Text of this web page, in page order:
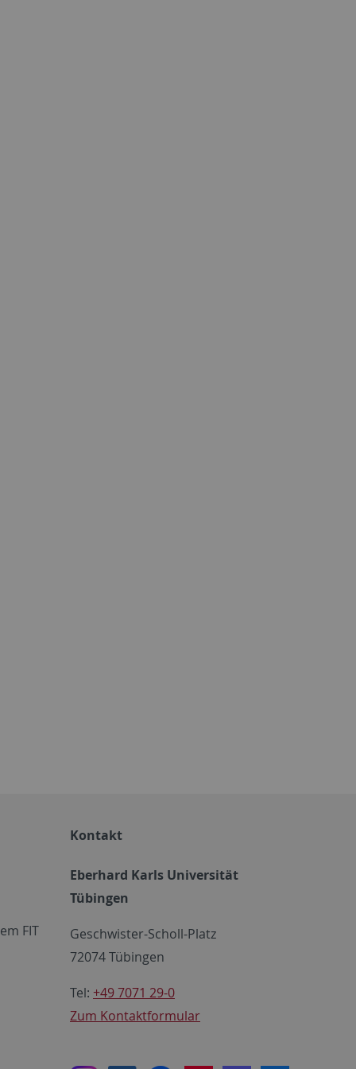
FIT
Kontakt
Eberhard Karls Universität
Tübingen
Geschwister-Scholl-Platz
72074 Tübingen
Tel: +49 7071 29-0
Zum Kontaktformular